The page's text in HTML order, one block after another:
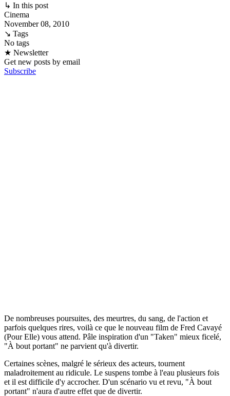
↳ In this post
Cinema
November 08, 2010
↘ Tags
No tags
★ Newsletter
Get new posts by email
Subscribe
De nombreuses poursuites, des meurtres, du sang, de l'action et
parfois quelques rires, voilà ce que le nouveau film de Fred Cavayé
(Pour Elle) vous attend. Pâle inspiration d'un "Taken" mieux ficelé,
"À bout portant" ne parvient qu'à divertir.
Certaines scènes, malgré le sérieux des acteurs, tournent
maladroitement au ridicule. Le suspens tombe à l'eau plusieurs fois
et il est difficile d'y accrocher. D'un scénario vu et revu, "À bout
portant" n'aura d'autre effet que de divertir.